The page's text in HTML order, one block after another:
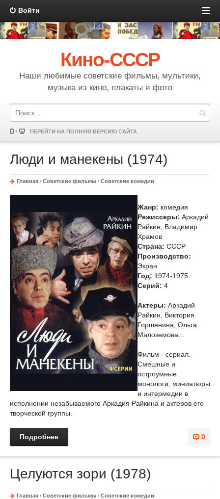
Войти
Кино-СССР
Наши любимые советские фильмы, мультики,
музыка из кино, плакаты и фото
ПЕРЕЙТИ НА ПОЛНУЮ ВЕРСИЮ САЙТА
Люди и манекены (1974)
Главная / Советские фильмы / Советские комедии
Жанр: комедия
Режиссеры: Аркадий
Райкин, Владимир
Храмов
Страна: СССР
Производство:
Экран
Год: 1974-1975
Cерий: 4
Актеры: Аркадий
Райкин, Виктория
Горшенина, Ольга
Малоземова...
Фильм - сериал.
Смешные и
остроумные
монологи, миниатюры
и интермедии в
исполнении незабываемого Аркадия Райкина и актеров его
творческой группы.
0
Подробнее
Целуются зори (1978)
Главная / Советские фильмы / Советские комедии